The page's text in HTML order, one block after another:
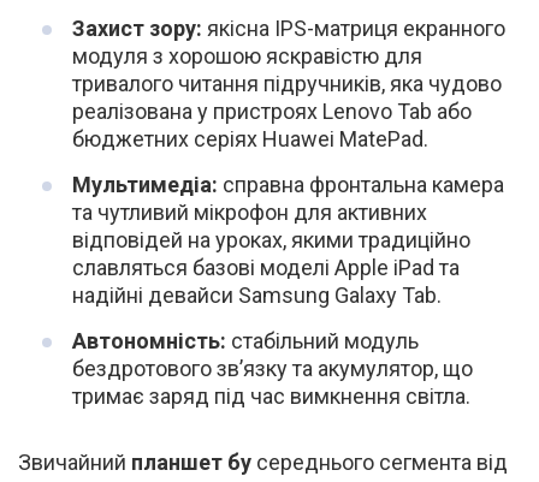
Захист зору: якісна IPS-матриця екранного
модуля з хорошою яскравістю для
тривалого читання підручників, яка чудово
реалізована у пристроях Lenovo Tab або
бюджетних серіях Huawei MatePad.
Мультимедіа: справна фронтальна камера
та чутливий мікрофон для активних
відповідей на уроках, якими традиційно
славляться базові моделі Apple iPad та
надійні девайси Samsung Galaxy Tab.
Автономність: стабільний модуль
бездротового зв’язку та акумулятор, що
тримає заряд під час вимкнення світла.
Звичайний планшет бу середнього сегмента від